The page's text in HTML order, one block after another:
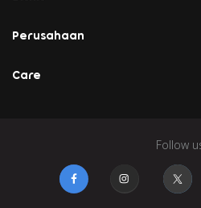
Perusahaan
Care
Follow